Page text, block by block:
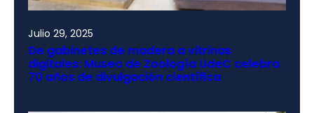
Julio 29, 2025
De gabinetes de madera a vitrinas
digitales: Museo de Zoología UdeC celebra
70 años de divulgación científica